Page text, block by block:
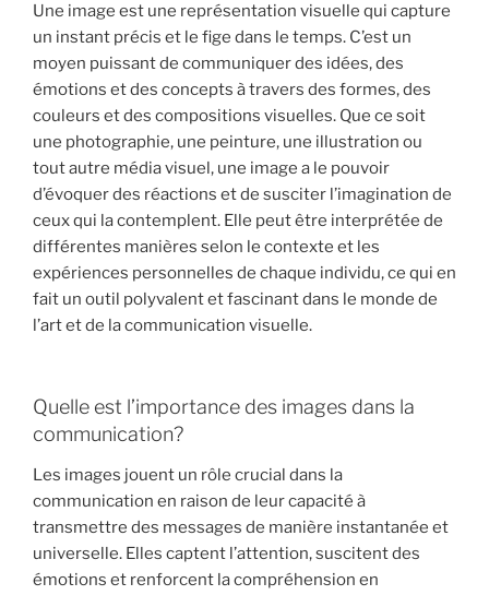
Une image est une représentation visuelle qui capture
un instant précis et le fige dans le temps. C’est un
moyen puissant de communiquer des idées, des
émotions et des concepts à travers des formes, des
couleurs et des compositions visuelles. Que ce soit
une photographie, une peinture, une illustration ou
tout autre média visuel, une image a le pouvoir
d’évoquer des réactions et de susciter l’imagination de
ceux qui la contemplent. Elle peut être interprétée de
différentes manières selon le contexte et les
expériences personnelles de chaque individu, ce qui en
fait un outil polyvalent et fascinant dans le monde de
l’art et de la communication visuelle.
Quelle est l’importance des images dans la
communication?
Les images jouent un rôle crucial dans la
communication en raison de leur capacité à
transmettre des messages de manière instantanée et
universelle. Elles captent l’attention, suscitent des
émotions et renforcent la compréhension en